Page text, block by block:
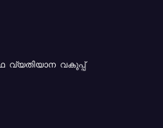
വ്യതിയാന വകുപ്പ്